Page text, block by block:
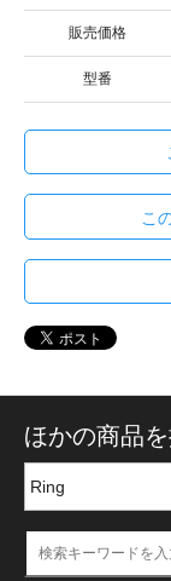
販売価格
型番
こ
ほかの商品